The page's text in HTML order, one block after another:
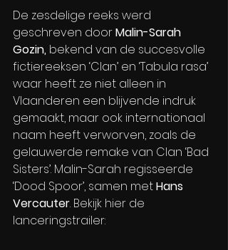
De zesdelige reeks werd
geschreven door Malin-Sarah
Gozin, bekend van de succesvolle
fictiereeksen ‘Clan’ en ‘Tabula rasa’
waar heeft ze niet alleen in
Vlaanderen een blijvende indruk
gemaakt, maar ook internationaal
naam heeft verworven, zoals de
gelauwerde remake van Clan ‘Bad
Sisters’. Malin-Sarah regisseerde
‘Dood Spoor’, samen met Hans
Vercauter. Bekijk hier de
lanceringstrailer: